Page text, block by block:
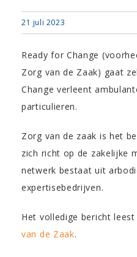
21 juli 2023
Ready for Change
Zorg van de Zaak) gaat
Change verleent
particulieren.
Zorg van de zaak is het
zich richt op de zakelijke
netwerk bestaat uit
expertisebedrijven.
Het volledige bericht
van de Zaak.